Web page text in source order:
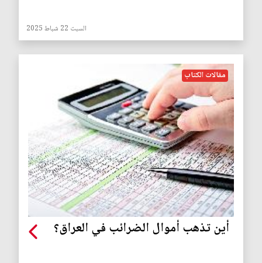
السبت 22 شباط 2025
مقالات الكتاب
أين تذهب أموال الضرائب في العراق؟